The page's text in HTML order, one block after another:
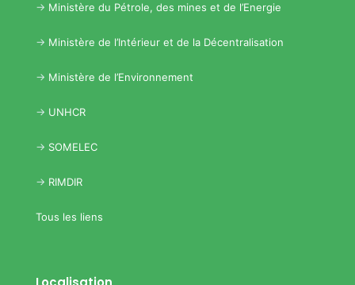
-> Ministère du Pétrole, des mines et de l’Energie
-> Ministère de l’Intérieur et de la Décentralisation
-> Ministère de l’Environnement
-> UNHCR
-> SOMELEC
-> RIMDIR
Tous les liens